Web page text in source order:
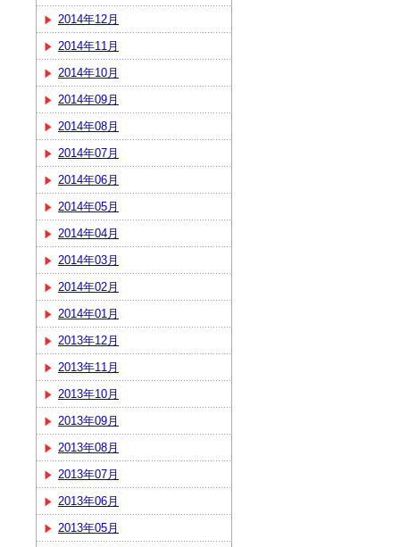
2014年12月
2014年11月
2014年10月
2014年09月
2014年08月
2014年07月
2014年06月
2014年05月
2014年04月
2014年03月
2014年02月
2014年01月
2013年12月
2013年11月
2013年10月
2013年09月
2013年08月
2013年07月
2013年06月
2013年05月